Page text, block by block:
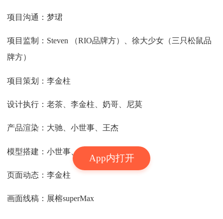
App内打开
项目沟通：梦珺
项目监制：Steven （RIO品牌方）、徐大少女（三只松鼠品
牌方）
项目策划：李金柱
设计执行：老茶、李金柱、奶哥、尼莫
产品渲染：大驰、小世事、王杰
模型搭建：小世事、王杰
页面动态：李金柱
画面线稿：展榕superMax